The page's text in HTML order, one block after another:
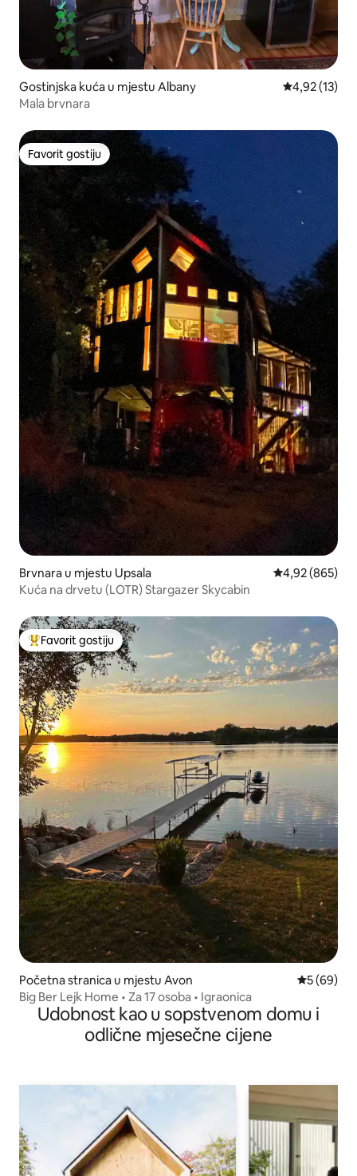
Gostinjska kuća u mjestu Albany prosječna
4,92 (13)
Mala brvnara
Favorit gostiju
Favorit gostiju
Brvnara u mjestu Upsala prosječna
4,92 (865)
Kuća na drvetu (LOTR) Stargazer Skycabin
Glavni favorit gostiju
Favorit gostiju
Početna stranica u mjestu Avon prosječna
5 (69)
Big Ber Lejk Home • Za 17 osoba • Igraonica
Udobnost kao u sopstvenom domu i
odlične mjesečne cijene